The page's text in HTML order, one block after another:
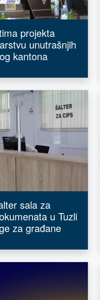
projekta
unutrašnjih
kantona
sala za
u Tuzli
za građane